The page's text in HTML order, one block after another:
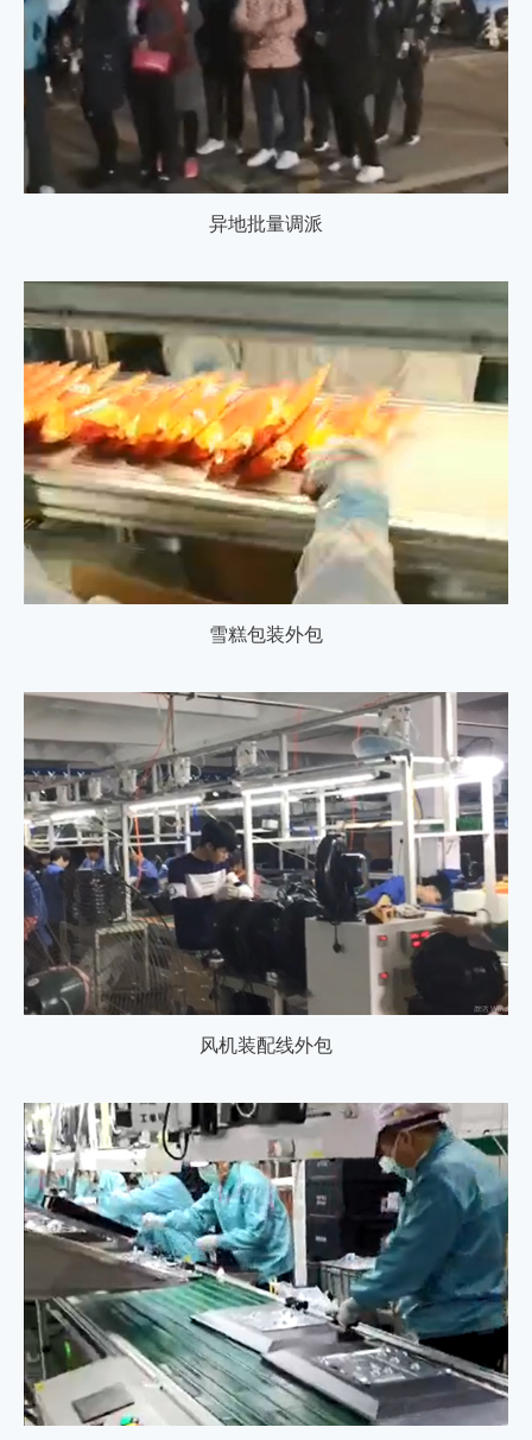
异地批量调派
雪糕包装外包
风机装配线外包